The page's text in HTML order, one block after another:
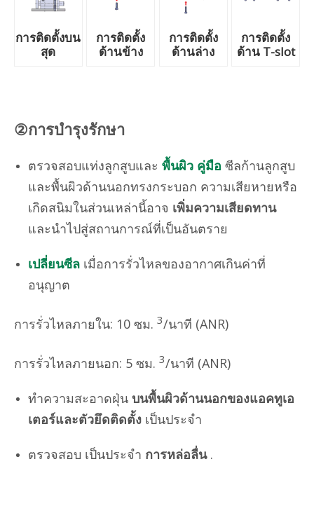
การติดตั้งบน
สุด
การติดตั้ง
ด้านข้าง
การติดตั้ง
ด้านล่าง
การติดตั้ง
ด้าน T-slot
②การบำรุงรักษา
ตรวจสอบแท่งลูกสูบและ พื้นผิว คู่มือ ซีลก้านลูกสูบ
และพื้นผิวด้านนอกทรงกระบอก ความเสียหายหรือ
เกิดสนิมในส่วนเหล่านี้อาจ เพิ่มความเสียดทาน
และนำไปสู่สถานการณ์ที่เป็นอันตราย
เปลี่ยนซีล เมื่อการรั่วไหลของอากาศเกินค่าที่
อนุญาต
การรั่วไหลภายใน: 10 ซม. 3/นาที (ANR)
การรั่วไหลภายนอก: 5 ซม. 3/นาที (ANR)
ทำความสะอาดฝุ่น บนพื้นผิวด้านนอกของแอคทูเอ
เตอร์และตัวยึดติดตั้ง เป็นประจำ
ตรวจสอบ เป็นประจำ การหล่อลื่น .